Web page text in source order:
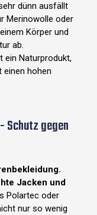
dünn ausfällt
Merinowolle oder
Körper und
ab.
ein Naturprodukt,
einen hohen
Schutz gegen
Jacken und
Polartec oder
nur so wenig